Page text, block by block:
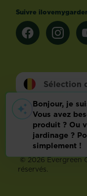
Suivre
Sélection
Footer
Conditions
Info technique
Politique relative
Préférences de
©2026 Evergreen
réservés.